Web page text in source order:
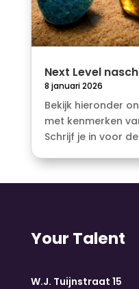
Next Level
8 januari 2026
Bekijk hieronder
met kenmerken
Schrijf je in voor
Your Talent
W.J. Tuijnstraat 15